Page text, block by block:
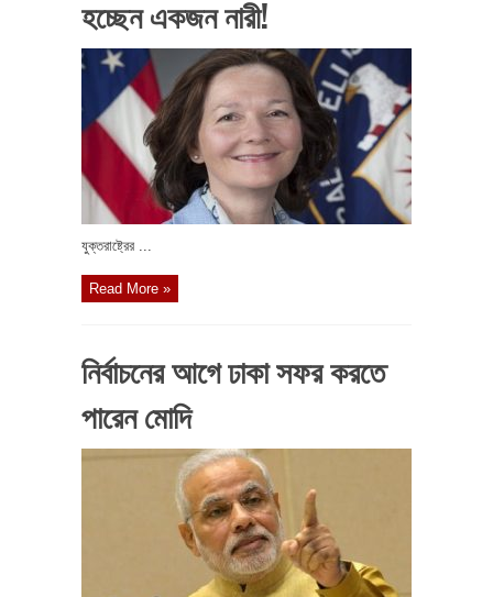
হচ্ছেন একজন নারী!
যুক্তরাষ্ট্রের ...
Read More »
নির্বাচনের আগে ঢাকা সফর করতে
পারেন মোদি